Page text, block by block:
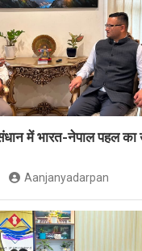
में भारत-नेपाल पहल का
Aanjanyadarpan